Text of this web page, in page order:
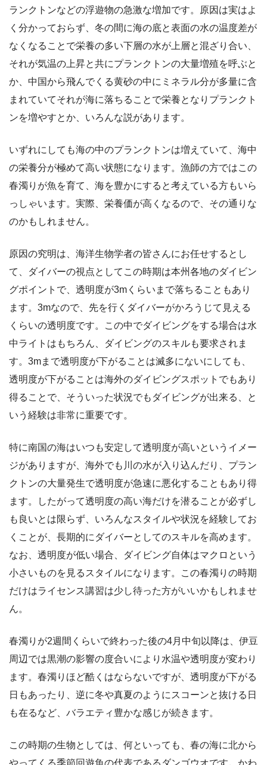
ランクトンなどの浮遊物の急激な増加です。原因は実はよ
く分かっておらず、冬の間に海の底と表面の水の温度差が
なくなることで栄養の多い下層の水が上層と混ざり合い、
それが気温の上昇と共にプランクトンの大量増殖を呼ぶと
か、中国から飛んでくる黄砂の中にミネラル分が多量に含
まれていてそれが海に落ちることで栄養となりプランクト
ンを増やすとか、いろんな説があります。
いずれにしても海の中のプランクトンは増えていて、海中
の栄養分が極めて高い状態になります。漁師の方ではこの
春濁りが魚を育て、海を豊かにすると考えている方もいら
っしゃいます。実際、栄養価が高くなるので、その通りな
のかもしれません。
原因の究明は、海洋生物学者の皆さんにお任せするとし
て、ダイバーの視点としてこの時期は本州各地のダイビン
グポイントで、透明度が3mくらいまで落ちることもあり
ます。3mなので、先を行くダイバーがかろうじて見える
くらいの透明度です。この中でダイビングをする場合は水
中ライトはもちろん、ダイビングのスキルも要求されま
す。3mまで透明度が下がることは滅多にないにしても、
透明度が下がることは海外のダイビングスポットでもあり
得ることで、そういった状況でもダイビングが出来る、と
いう経験は非常に重要です。
特に南国の海はいつも安定して透明度が高いというイメー
ジがありますが、海外でも川の水が入り込んだり、プラン
クトンの大量発生で透明度が急速に悪化することもあり得
ます。したがって透明度の高い海だけを潜ることが必ずし
も良いとは限らず、いろんなスタイルや状況を経験してお
くことが、長期的にダイバーとしてのスキルを高めます。
なお、透明度が低い場合、ダイビング自体はマクロという
小さいものを見るスタイルになります。この春濁りの時期
だけはライセンス講習は少し待った方がいいかもしれませ
ん。
春濁りが2週間くらいで終わった後の4月中旬以降は、伊豆
周辺では黒潮の影響の度合いにより水温や透明度が変わり
ます。春濁りほど酷くはならないですが、透明度が下がる
日もあったり、逆に冬や真夏のようにスコーンと抜ける日
も在るなど、バラエティ豊かな感じが続きます。
この時期の生物としては、何といっても、春の海に北から